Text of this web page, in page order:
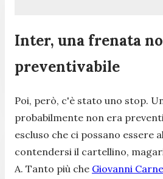
Inter, una frenata
preventivabile
Poi, però, c'è stato uno stop.
probabilmente non era
escluso che ci possano essere
contendersi il cartellino,
A. Tanto più che Giovanni